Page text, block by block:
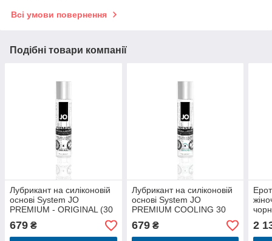
Всі умови повернення
Подібні товари компанії
Лубрикант на силіконовій
основі System JO
PREMIUM - ORIGINAL (30
мл)
679 ₴
Лубрикант на силіконовій
основі System JO
PREMIUM COOLING 30
мл
679₴ 2